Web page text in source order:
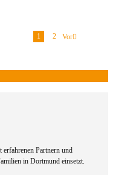
1 2 Vor
Partnern und
in Dortmund einsetzt.